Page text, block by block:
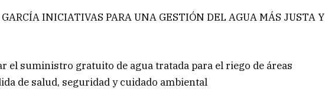
INICIATIVAS PARA UNA GESTIÓN DEL AGUA MÁS JUSTA Y
el suministro gratuito de agua tratada para el riego de áreas
de salud, seguridad y cuidado ambiental